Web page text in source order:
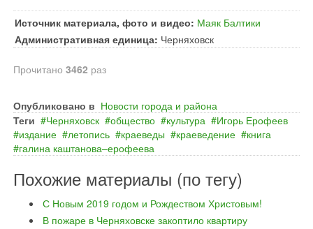
Источник материала, фото и видео: Маяк Балтики
Административная единица: Черняховск
Прочитано 3462 раз
Опубликовано в Новости города и района
Теги
Черняховск общество культура
Игорь Ерофеев
издание
летопись краеведы краеведение
книга
галина каштанова–ерофеева
Похожие материалы (по тегу)
С Новым 2019 годом и Рождеством Христовым!
В пожаре в Черняховске закоптило квартиру